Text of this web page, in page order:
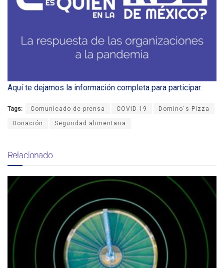
Aquí te dejamos la información completa para participar.
Tags: Comunicado de prensa COVID-19 Domino´s Pizza
Donación Seguridad alimentaria
Relacionado